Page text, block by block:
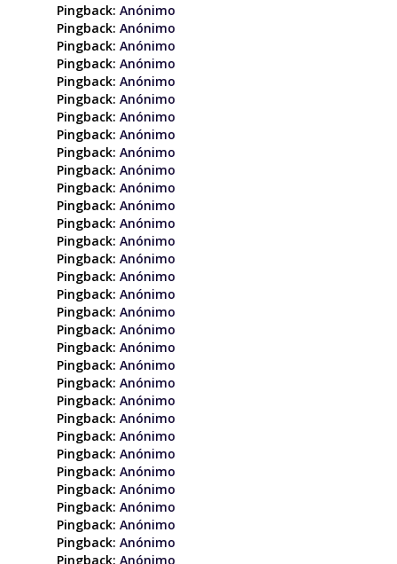
Pingback: Anónimo
Pingback: Anónimo
Pingback: Anónimo
Pingback: Anónimo
Pingback: Anónimo
Pingback: Anónimo
Pingback: Anónimo
Pingback: Anónimo
Pingback: Anónimo
Pingback: Anónimo
Pingback: Anónimo
Pingback: Anónimo
Pingback: Anónimo
Pingback: Anónimo
Pingback: Anónimo
Pingback: Anónimo
Pingback: Anónimo
Pingback: Anónimo
Pingback: Anónimo
Pingback: Anónimo
Pingback: Anónimo
Pingback: Anónimo
Pingback: Anónimo
Pingback: Anónimo
Pingback: Anónimo
Pingback: Anónimo
Pingback: Anónimo
Pingback: Anónimo
Pingback: Anónimo
Pingback: Anónimo
Pingback: Anónimo
Pingback: Anónimo